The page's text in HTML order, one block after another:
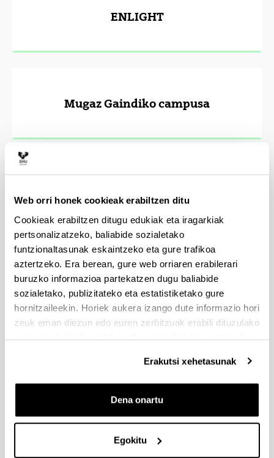
Web orri honek cookieak erabiltzen ditu
Cookieak erabiltzen ditugu edukiak eta iragarkiak
pertsonalizatzeko, baliabide sozialetako
funtzionaltasunak eskaintzeko eta gure trafikoa
aztertzeko. Era berean, gure web orriaren erabilerari
buruzko informazioa partekatzen dugu baliabide
sozialetako, publizitateko eta estatistiketako gure
hornitzaileekin. Horiek aukera izango dute informazio hori
zeuk eman diezun edo euren zerbitzuak erabili dituzulako
eskuratu duten bestelako informazio batekin uztartzeko.
Erakutsi xehetasunak
Dena onartu
Egokitu
ENLIGHT
Mugaz Gaindiko campusa
Graduondoko sare latinoamerikarra